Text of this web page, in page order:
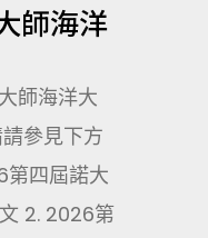
師海洋
師海洋大
參見下方
四屆諾大
2. 2026第